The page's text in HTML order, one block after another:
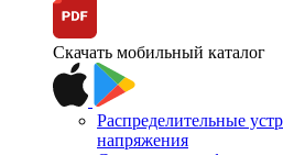
Скачать мобильный каталог
Распределительные
напряжения